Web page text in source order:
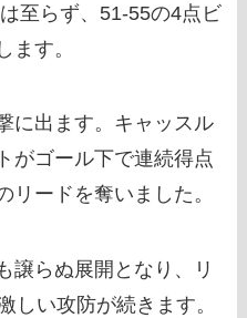
至らず、51-55の4点ビ
ます。
に出ます。キャッスル
がゴール下で連続得点
リードを奪いました。
譲らぬ展開となり、リ
しい攻防が続きます。